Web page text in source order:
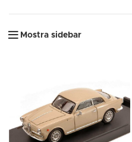
Mostra sidebar